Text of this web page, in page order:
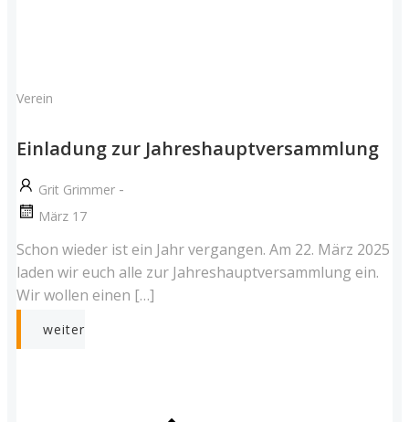
Verein
Einladung zur Jahreshauptversammlung
Grit Grimmer -
März 17
Schon wieder ist ein Jahr vergangen. Am 22. März 2025
laden wir euch alle zur Jahreshauptversammlung ein.
Wir wollen einen […]
weiter